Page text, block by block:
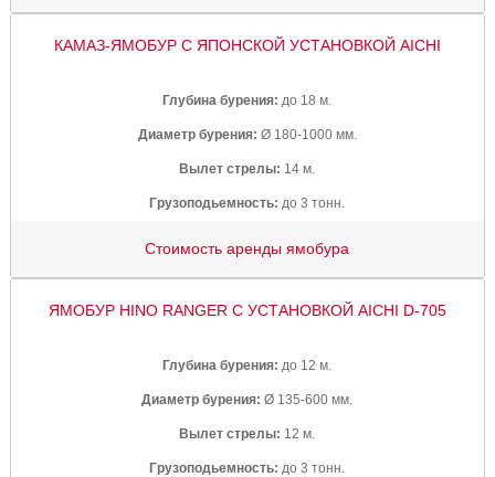
КАМАЗ-ЯМОБУР С ЯПОНСКОЙ УСТАНОВКОЙ AICHI
Глубина бурения: до 18 м.
Диаметр бурения: Ø 180-1000 мм.
Вылет стрелы: 14 м.
Грузоподьемность: до 3 тонн.
Стоимость аренды ямобура
ЯМОБУР HINO RANGER С УСТАНОВКОЙ AICHI D-705
Глубина бурения: до 12 м.
Диаметр бурения: Ø 135-600 мм.
Вылет стрелы: 12 м.
Грузоподьемность: до 3 тонн.